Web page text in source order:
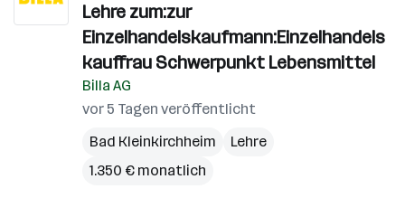
Lehre zum:zur
Einzelhandelskaufmann:Einzelhandels
kauffrau Schwerpunkt Lebensmittel
Billa AG
vor 5 Tagen veröffentlicht
Bad Kleinkirchheim
Lehre
1.350 € monatlich